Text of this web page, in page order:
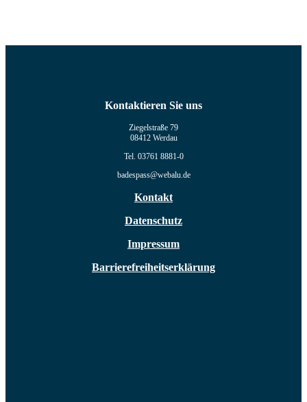
Kontaktieren Sie uns
Ziegelstraße 79
08412 Werdau
Tel. 03761 8881-0
badespass@webalu.de
Kontakt
Datenschutz
Impressum
Barrierefreiheitserklärung